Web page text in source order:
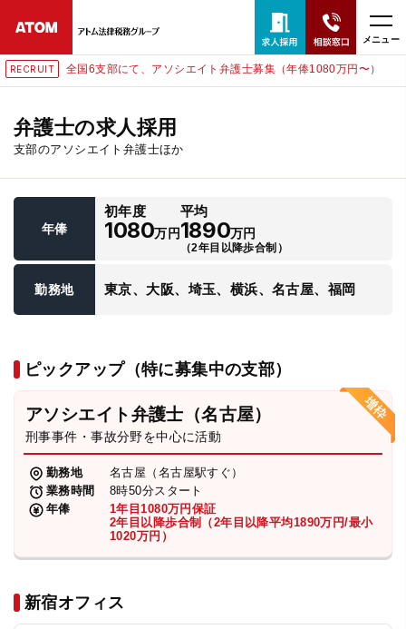
メニュー
RECRUIT 全国6支部にて、アソシエイト弁護士募集（年俸1080万円〜）
弁護士の求人採用
支部のアソシエイト弁護士ほか
年俸
初年度
1080万円
平均
1890万円
（2年目以降歩合制）
勤務地 東京、大阪、埼玉、横浜、名古屋、福岡
ピックアップ（特に募集中の支部）
アソシエイト弁護士（名古屋）
刑事事件・事故分野を中心に活動
勤務地
名古屋（名古屋駅すぐ）
業務時間
8時50分スタート
年俸
1年目1080万円保証
2年目以降歩合制（2年目以降平均1890万円/最小
1020万円）
新宿オフィス
24時間365日全国対応
無料相談窓口はこちら
弁護士・税理士
費用
求人採用